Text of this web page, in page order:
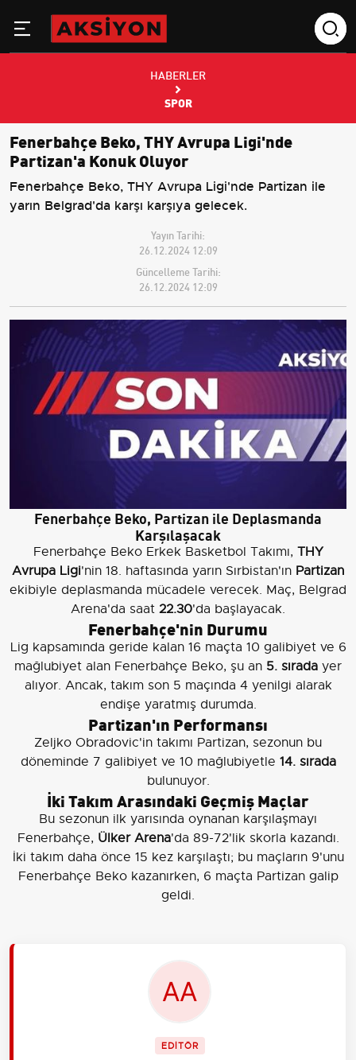
HABERLER
SPOR
Fenerbahçe Beko, THY Avrupa Ligi'nde
Partizan'a Konuk Oluyor
Fenerbahçe Beko, THY Avrupa Ligi'nde Partizan ile
yarın Belgrad'da karşı karşıya gelecek.
Yayın Tarihi:
26.12.2024 12:09
Güncelleme Tarihi:
26.12.2024 12:09
Fenerbahçe Beko, Partizan ile Deplasmanda
Karşılaşacak
Fenerbahçe Beko Erkek Basketbol Takımı, THY
Avrupa Ligi'nin 18. haftasında yarın Sırbistan'ın Partizan
ekibiyle deplasmanda mücadele verecek. Maç, Belgrad
Arena'da saat 22.30'da başlayacak.
Fenerbahçe'nin Durumu
Lig kapsamında geride kalan 16 maçta 10 galibiyet ve 6
mağlubiyet alan Fenerbahçe Beko, şu an 5. sırada yer
alıyor. Ancak, takım son 5 maçında 4 yenilgi alarak
endişe yaratmış durumda.
Partizan'ın Performansı
Zeljko Obradovic'in takımı Partizan, sezonun bu
döneminde 7 galibiyet ve 10 mağlubiyetle 14. sırada
bulunuyor.
İki Takım Arasındaki Geçmiş Maçlar
Bu sezonun ilk yarısında oynanan karşılaşmayı
Fenerbahçe, Ülker Arena'da 89-72'lik skorla kazandı.
İki takım daha önce 15 kez karşılaştı; bu maçların 9'unu
Fenerbahçe Beko kazanırken, 6 maçta Partizan galip
geldi.
EDİTÖR